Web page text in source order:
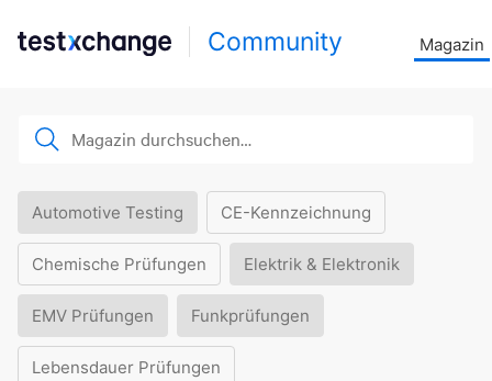
Community Magazin
Automotive Testing CE-Kennzeichnung
Chemische Prüfungen Elektrik & Elektronik
EMV Prüfungen Funkprüfungen
Lebensdauer Prüfungen